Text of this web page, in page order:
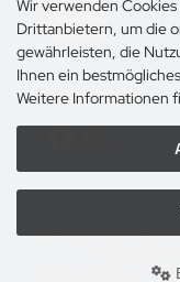
Social Media
Alle Preise inkl. gesetzl.
Steiner's Spielbörse ©
Wir verwenden
Drittanbietern, um die
gewährleisten, die
Ihnen ein
Weitere Informationen